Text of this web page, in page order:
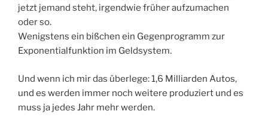
jetzt jemand steht, irgendwie früher aufzumachen
oder so.
Wenigstens ein bißchen ein Gegenprogramm zur
Exponentialfunktion im Geldsystem.
Und wenn ich mir das überlege: 1,6 Milliarden Autos,
und es werden immer noch weitere produziert und es
muss ja jedes Jahr mehr werden.